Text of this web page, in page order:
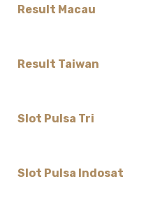
Result Macau
Result Taiwan
Slot Pulsa Tri
Slot Pulsa Indosat